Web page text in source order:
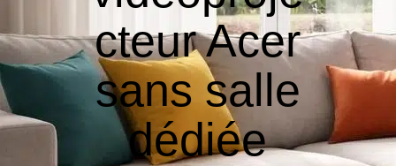
cteur Acer
sans salle
dédiée